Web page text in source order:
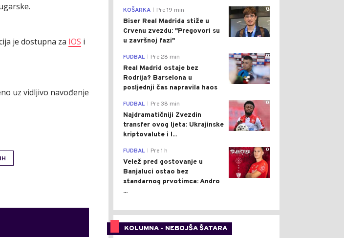
je dostupna za IOS i
uz vidljivo navođenje
0
KOŠARKA Pre 19 min
Biser Real Madrida stiže u
Crvenu zvezdu: "Pregovori su
u završnoj fazi"
0
FUDBAL Pre 28 min
Real Madrid ostaje bez
Rodrija? Barselona u
posljednji čas napravila haos
0
FUDBAL Pre 38 min
Najdramatičniji Zvezdin
transfer ovog ljeta: Ukrajinske
kriptovalute i l...
0
FUDBAL Pre 1 h
Velež pred gostovanje u
Banjaluci ostao bez
standarnog prvotimca: Andro
...
KOLUMNA - NEBOJŠA ŠATARA